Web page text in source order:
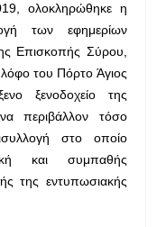
ολοκληρώθηκε η
των εφημερίων
Επισκοπής Σύρου,
του Πόρτο Άγιος
ξενοδοχείο της
περιβάλλον τόσο
στο οποίο
και συμπαθής
της εντυπωσιακής